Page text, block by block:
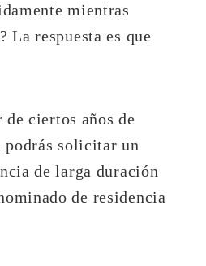
mientras
La respuesta es que
ciertos años de
podrás solicitar un
de larga duración
de residencia